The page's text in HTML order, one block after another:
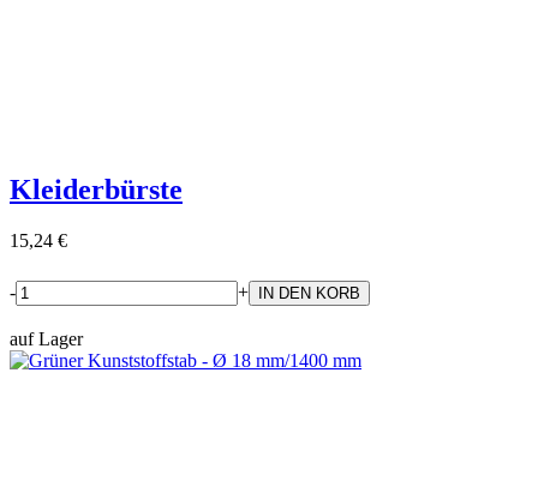
Kleiderbürste
15,24 €
- +
auf Lager